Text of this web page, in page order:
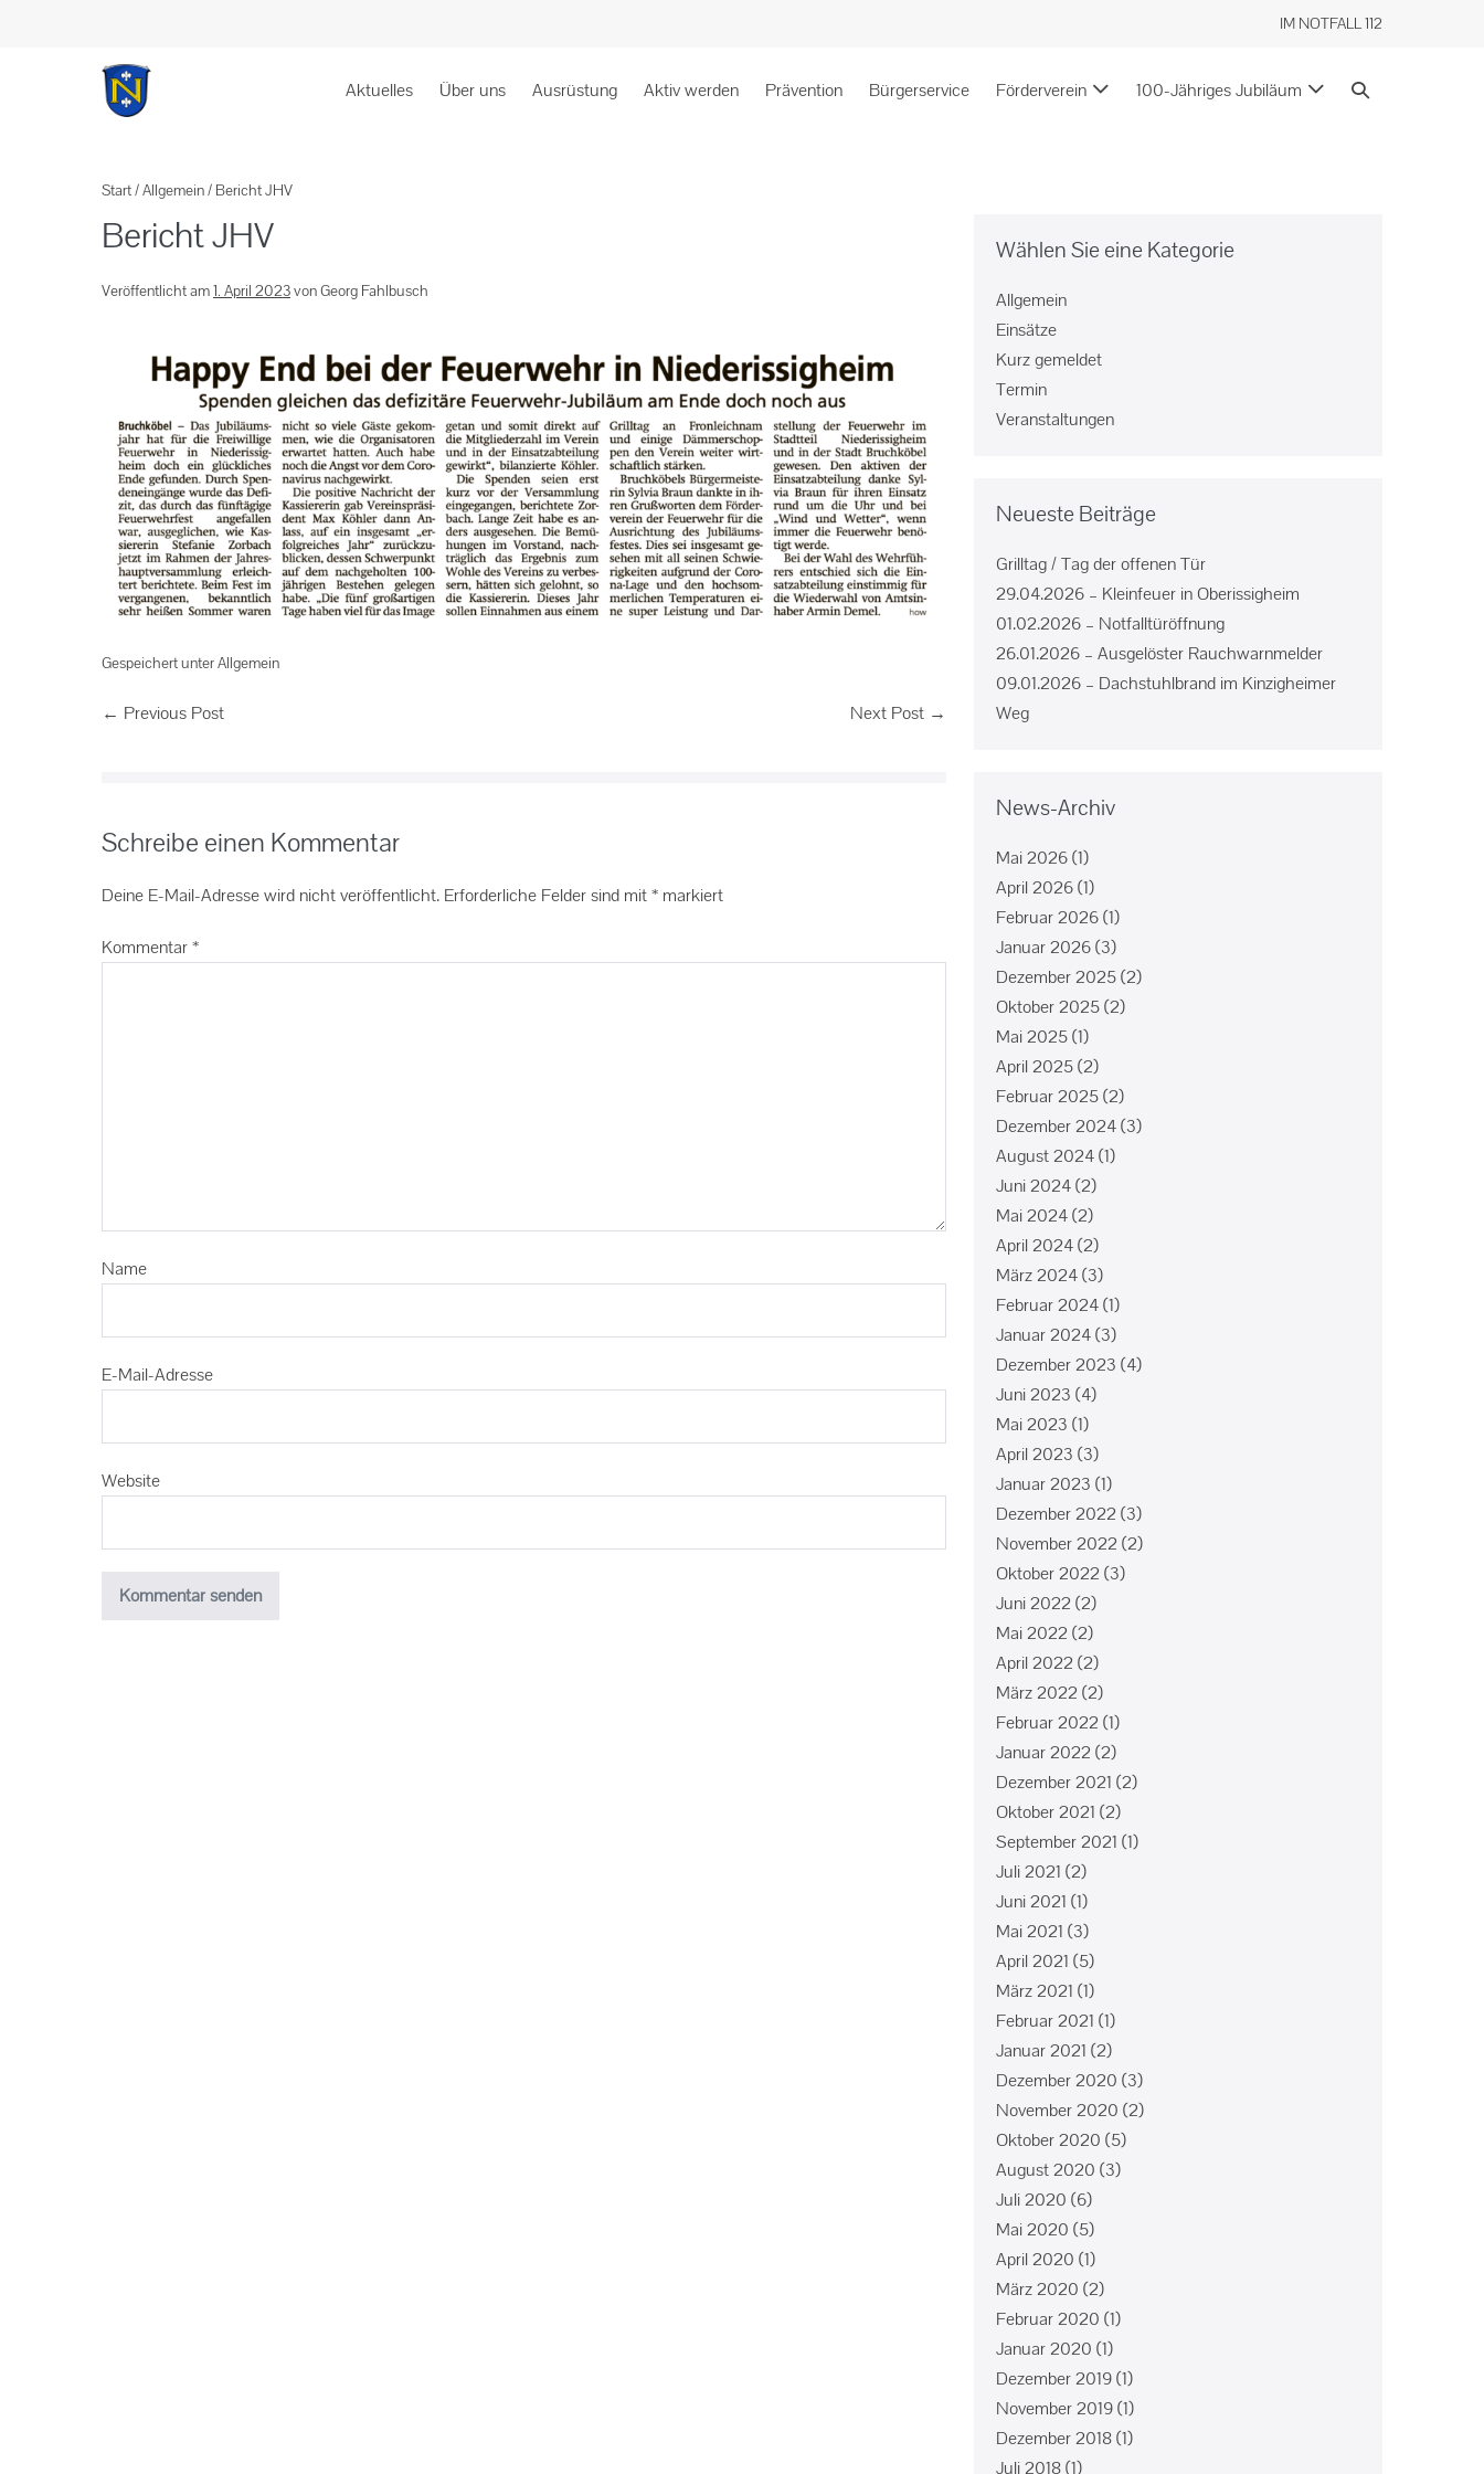
IM NOTFALL 112
Aktuelles Über uns Ausrüstung Aktiv werden Prävention Bürgerservice Förderverein 100-Jähriges Jubiläum
Start/Allgemein/ Bericht JHV
Bericht JHV
Veröffentlicht am1. April 2023vonGeorg Fahlbusch
Gespeichert unterAllgemein
← Previous Post Next Post →
Schreibe einen Kommentar
Deine E-Mail-Adresse wird nicht veröffentlicht. Erforderliche Felder sind mit* markiert
Kommentar*
Name
E-Mail-Adresse
Website
Wählen Sie eine Kategorie
Allgemein
Einsätze
Kurz gemeldet
Termin
Veranstaltungen
Neueste Beiträge
Grilltag / Tag der offenen Tür
29.04.2026 – Kleinfeuer in Oberissigheim
01.02.2026 – Notfalltüröffnung
26.01.2026 – Ausgelöster Rauchwarnmelder
09.01.2026 – Dachstuhlbrand im Kinzigheimer
Weg
News-Archiv
Mai 2026(1)
April 2026(1)
Februar 2026(1)
Januar 2026(3)
Dezember 2025(2)
Oktober 2025(2)
Mai 2025(1)
April 2025(2)
Februar 2025(2)
Dezember 2024(3)
August 2024(1)
Juni 2024(2)
Mai 2024(2)
April 2024(2)
März 2024(3)
Februar 2024(1)
Januar 2024(3)
Dezember 2023 (4)
Juni 2023 (4)
Mai 2023 (1)
April 2023 (3)
Januar 2023 (1)
Dezember 2022 (3)
November 2022 (2)
Oktober 2022 (3)
Juni 2022 (2)
Mai 2022 (2)
April 2022 (2)
März 2022 (2)
Februar 2022 (1)
Januar 2022 (2)
Dezember 2021 (2)
Oktober 2021 (2)
September 2021 (1)
Juli 2021 (2)
Juni 2021 (1)
Mai 2021 (3)
April 2021 (5)
März 2021 (1)
Februar 2021 (1)
Januar 2021 (2)
Dezember 2020 (3)
November 2020 (2)
Oktober 2020 (5)
August 2020 (3)
Juli 2020 (6)
Mai 2020 (5)
April 2020 (1)
März 2020 (2)
Februar 2020 (1)
Januar 2020 (1)
Dezember 2019(1)
November 2019(1)
Dezember 2018(1)
Juli 2018(1)